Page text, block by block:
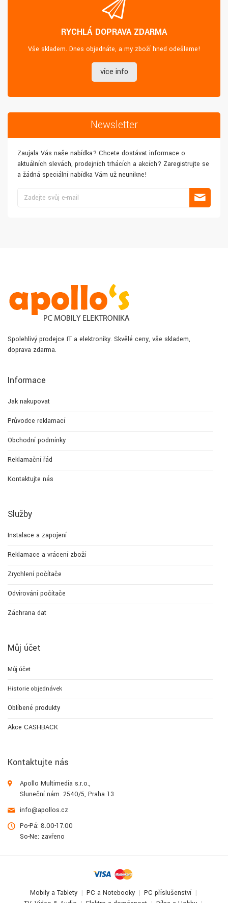
RYCHLÁ DOPRAVA ZDARMA
Vše skladem. Dnes objednáte, a my zboží hned odešleme!
více info
Newsletter
Zaujala Vás naše nabídka? Chcete dostávat informace o
aktuálních slevách, prodejních trhácích a akcích? Zaregistrujte se
a žádná speciální nabídka Vám už neunikne!
Spolehlivý prodejce IT a elektroniky. Skvělé ceny, vše skladem,
doprava zdarma.
Informace
Jak nakupovat
Průvodce reklamací
Obchodní podmínky
Reklamační řád
Kontaktujte nás
Služby
Instalace a zapojení
Reklamace a vrácení zboží
Zrychlení počítače
Odvirování počítače
Záchrana dat
Můj účet
Můj účet
Historie objednávek
Oblíbené produkty
Akce CASHBACK
Kontaktujte nás
Apollo Multimedia s.r.o.,
Sluneční nám. 2540/5, Praha 13
info@apollos.cz
Po-Pá: 8.00-17.00
So-Ne: zavřeno
Mobily a Tablety PC a Notebooky
PC příslušenství